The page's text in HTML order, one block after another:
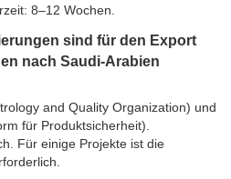
8–12 Wochen.
sind für den Export
nach Saudi-Arabien
and Quality Organization) und
für Produktsicherheit).
Für einige Projekte ist die